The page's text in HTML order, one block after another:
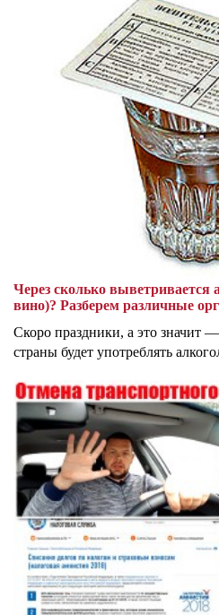
Через сколько выветривается
вино)? Разберем различные
Скоро праздники, а это значит
страны будет употреблять